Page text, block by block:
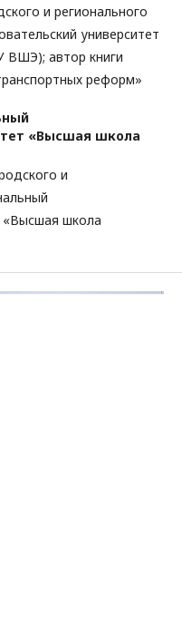
и регионального
университет
ВШЭ); автор книги
реформ»
«Высшая школа
и
«Высшая школа